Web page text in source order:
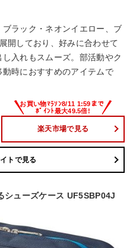
ラック・ネオンイエロー、ブ
開しており、好みに合わせて
入れもスムーズ。部活動やク
時におすすめのアイテムで
楽天市場で見る
トで見る
ューズケース UF5SBP04J